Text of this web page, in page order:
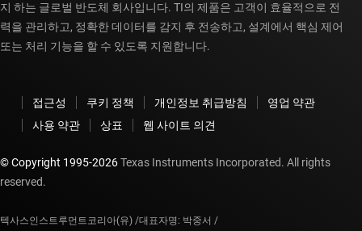
지 하는 글로벌 반도체 회사입니다. TI의 제품은 고객이 효율적으로 전
력을 관리하고, 정확한 데이터를 감지 후 전송하고, 설계에서 핵심 제어
또는 처리 기능을 할 수 있도록 지원합니다.
접근성 쿠키 정책 개인정보 취급방침
영업 약관
사용 약관
상표 웹 사이트 의견
© Copyright 1995-2026Texas Instruments Incorporated. All rights
reserved.
텍사스인스트루먼트코리아(유) /대표자명: 박중서 /